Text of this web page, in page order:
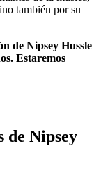
también por su
de Nipsey Hussle
Estaremos
de Nipsey